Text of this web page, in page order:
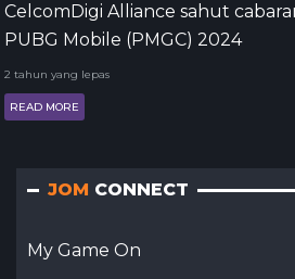
CelcomDigi Alliance sahut
PUBG Mobile (PMGC) 2024
2 tahun yang lepas
READ MORE
JOM CONNECT
My Game On